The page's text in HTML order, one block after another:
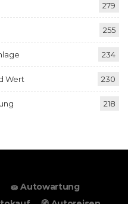
279
255
234
Wert 230
218
🧽 Autowartung